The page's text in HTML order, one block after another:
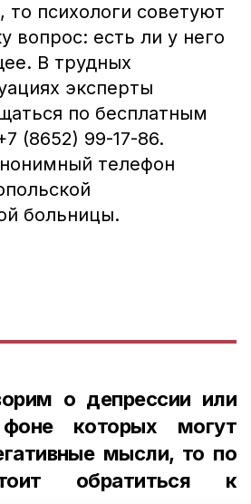
то психологи советуют
вопрос: есть ли у него
В трудных
эксперты
по бесплатным
(8652) 99-17-86.
телефон
больницы.
о депрессии или
которых могут
мысли, то по
обратиться к